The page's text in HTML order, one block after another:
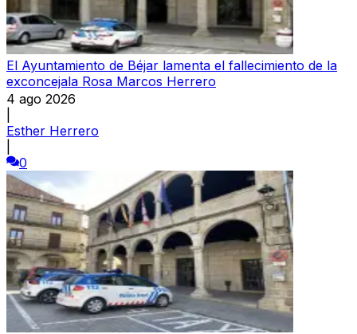
El Ayuntamiento de Béjar lamenta el fallecimiento de la
exconcejala Rosa Marcos Herrero
4 ago 2026
Esther Herrero
0